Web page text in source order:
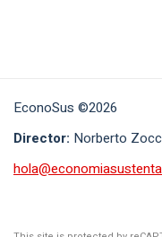
EconoSus ©2026
Director: Norberto